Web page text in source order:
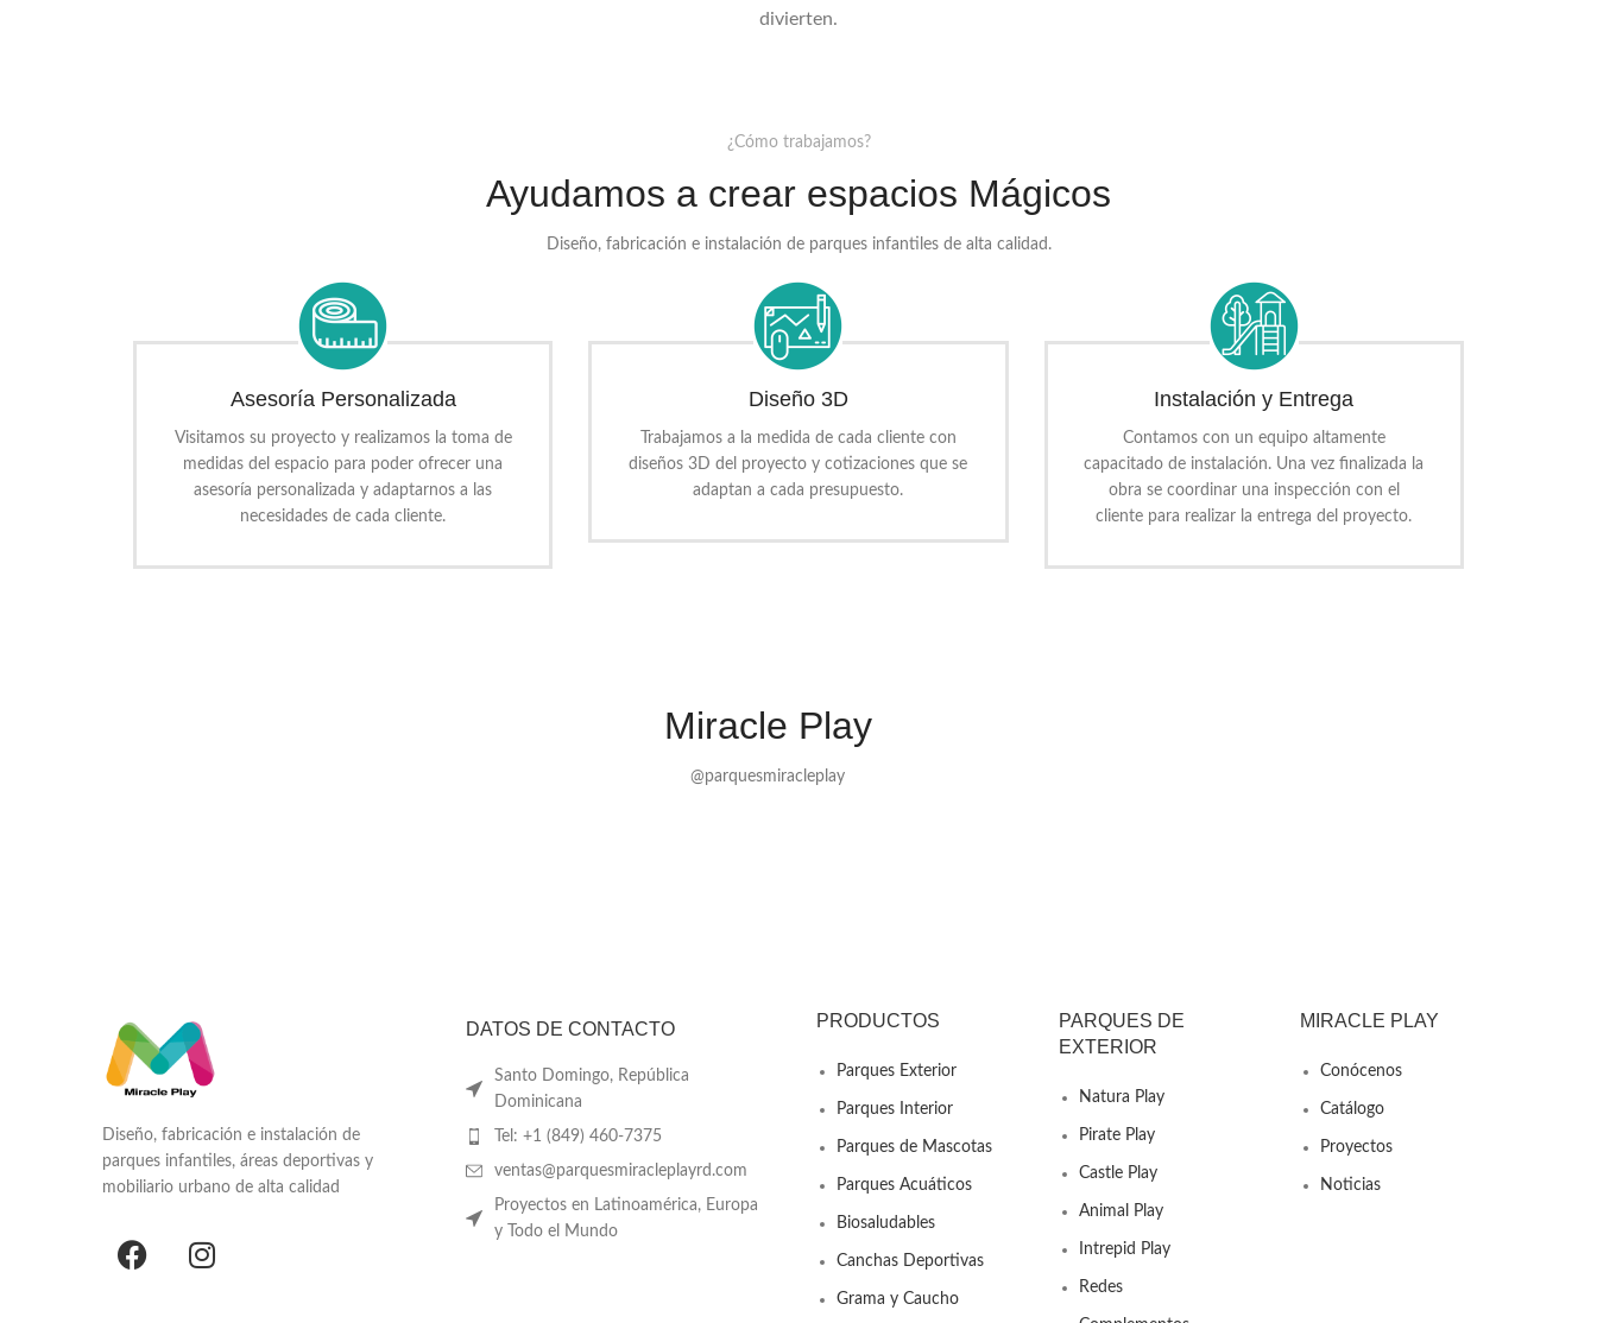
divierten.
¿Cómo trabajamos?
Ayudamos a crear espacios Mágicos
Diseño, fabricación e instalación de parques infantiles de alta calidad.
Asesoría Personalizada
Visitamos su proyecto y realizamos la toma de
medidas del espacio para poder ofrecer una
asesoría personalizada y adaptarnos a las
necesidades de cada cliente.
Diseño 3D
Trabajamos a la medida de cada cliente con
diseños 3D del proyecto y cotizaciones que se
adaptan a cada presupuesto.
Instalación y Entrega
Contamos con un equipo altamente
capacitado de instalación. Una vez finalizada la
obra se coordinar una inspección con el
cliente para realizar la entrega del proyecto.
Miracle Play
@parquesmiracleplay
Diseño, fabricación e instalación de
parques infantiles, áreas deportivas y
mobiliario urbano de alta calidad
DATOS DE CONTACTO
Santo Domingo, República
Dominicana
Tel: +1 (849) 460-7375
ventas@parquesmiracleplayrd.com
Proyectos en Latinoamérica, Europa
y Todo el Mundo
PRODUCTOS
Parques Exterior
Parques Interior
Parques de Mascotas
Parques Acuáticos
Biosaludables
Canchas Deportivas
Grama y Caucho
PARQUES DE
EXTERIOR
Natura Play
Pirate Play
Castle Play
Animal Play
Intrepid Play
Redes
MIRACLE PLAY
Conócenos
Catálogo
Proyectos
Noticias